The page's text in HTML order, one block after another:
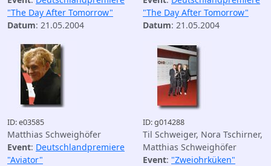
"The Day After Tomorrow"
Datum: 21.05.2004
"The Day After Tomorrow"
Datum: 21.05.2004
ID: e03585
Matthias Schweighöfer
Event: Deutschlandpremiere
"Aviator"
ID: g014288
Til Schweiger, Nora Tschirner,
Matthias Schweighöfer
Event: "Zweiohrküken"